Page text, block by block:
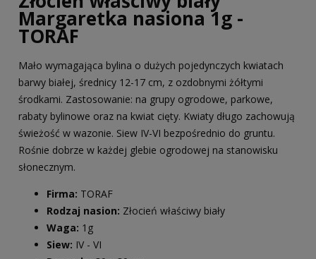
Margaretka nasiona 1g -
TORAF
Mało wymagająca bylina o dużych pojedynczych kwiatach
barwy białej, średnicy 12-17 cm, z ozdobnymi żółtymi
środkami. Zastosowanie: na grupy ogrodowe, parkowe,
rabaty bylinowe oraz na kwiat cięty. Kwiaty długo zachowują
świeżość w wazonie. Siew IV-VI bezpośrednio do gruntu.
Rośnie dobrze w każdej glebie ogrodowej na stanowisku
słonecznym.
Firma: TORAF
Rodzaj nasion: Złocień właściwy biały
Waga: 1g
Siew: IV - VI